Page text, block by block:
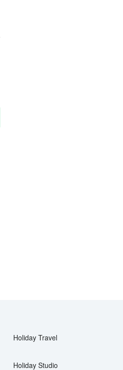
Holiday Travel
Holiday Studio